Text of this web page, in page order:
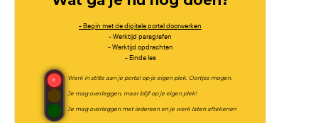
- Begin met de digitale portal doorwerken
- Werktijd paragrafen
- Werktijd opdrachten
- Einde les
Werk in stilte aan je portal op je eigen plek. Oortjes mogen.
Je mag overleggen, maar blijf op je eigen plek!
Je mag overleggen met iedereen en je werk laten aftekenen